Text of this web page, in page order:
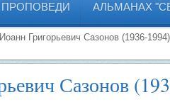
ПРОПОВЕДИ АЛЬМАНАХ
Григорьевич Сазонов (1936-
Сазонов